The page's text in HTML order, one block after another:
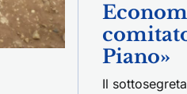
Piano»
Il